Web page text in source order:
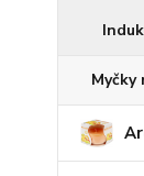
Myčky